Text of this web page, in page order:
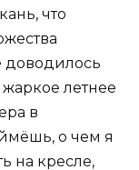
что
доводилось
летнее
в
о чем я
на кресле,